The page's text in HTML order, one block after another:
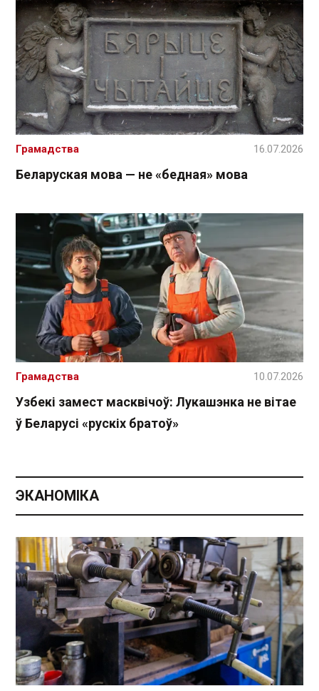
Беларуская мова — не «бедная» мова
Грамадства 16.07.2026
Узбекі замест масквічоў: Лукашэнка не вітае
ў Беларусі «рускіх братоў»
Грамадства 10.07.2026
ЭКАНОМІКА